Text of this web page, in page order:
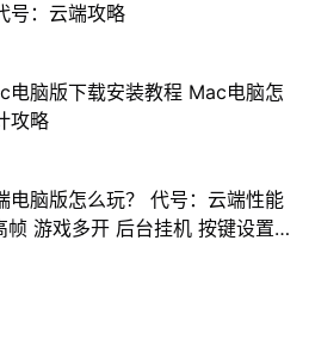
号：云端攻略
电脑版下载安装教程 Mac电脑怎
攻略
电脑版怎么玩？ 代号：云端性能
游戏多开 后台挂机 按键设置